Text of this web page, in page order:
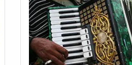
Jordaanwandeling